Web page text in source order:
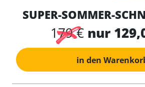
SUPER-SOMMER-
179 € nur
in den